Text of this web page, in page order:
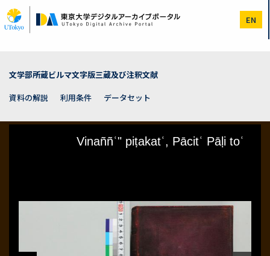
イ
ン
EN
文学部所蔵ビルマ文字版三蔵及び注釈文献
資料の解説
利用条件 データセット